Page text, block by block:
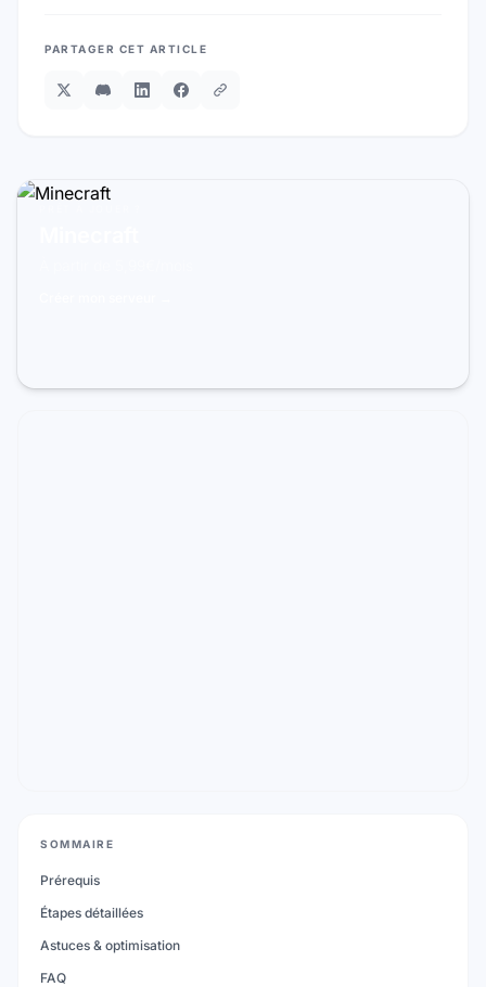
PARTAGER CET ARTICLE
SOMMAIRE
Prérequis
Étapes détaillées
Astuces & optimisation
FAQ